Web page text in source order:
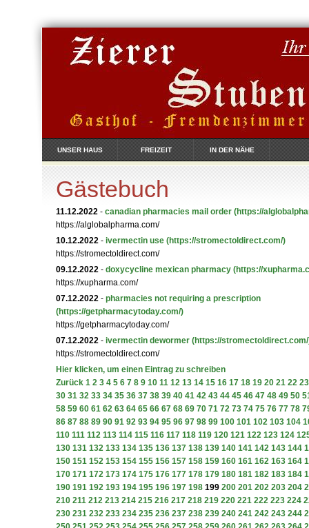
UNSER HAUS FREIZEIT IN DER NÄHE
Gästebuch
11.12.2022 - canadian pharmacies mail order (https://
https://alglobalpharma.com/
10.12.2022 - ivermectin use (https://stromectoldirect.com/)
https://stromectoldirect.com/
09.12.2022 - doxycycline mexican pharmacy (https://
https://xupharma.com/
07.12.2022 - pharmacies not requiring a prescription
(https://getpharmacytoday.com/)
https://getpharmacytoday.com/
07.12.2022 - ivermectin dewormer (https://
https://stromectoldirect.com/
Hier klicken, um einen Eintrag zu schreiben
Zurück 1 2 3 4 5 6 7 8 9 10 11 12 13 14 15 16 17 18 19 20 21 22 23
30 31 32 33 34 35 36 37 38 39 40 41 42 43 44 45 46 47 48 49 50
58 59 60 61 62 63 64 65 66 67 68 69 70 71 72 73 74 75 76 77 78
86 87 88 89 90 91 92 93 94 95 96 97 98 99 100 101 102 103 104
110 111 112 113 114 115 116 117 118 119 120 121 122 123 124
130 131 132 133 134 135 136 137 138 139 140 141 142 143 144
150 151 152 153 154 155 156 157 158 159 160 161 162 163 164
170 171 172 173 174 175 176 177 178 179 180 181 182 183 184
190 191 192 193 194 195 196 197 198 199 200 201 202 203 204
210 211 212 213 214 215 216 217 218 219 220 221 222 223 224
230 231 232 233 234 235 236 237 238 239 240 241 242 243 244